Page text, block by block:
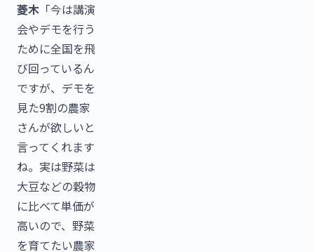
菱木 「今は講演
会やデモを行う
ために全国を飛
び回っているん
ですが、デモを
見た9割の農家
さんが欲しいと
言ってくれます
ね。実は野菜は
大豆などの穀物
に比べて単価が
高いので、野菜
を育てたい農家